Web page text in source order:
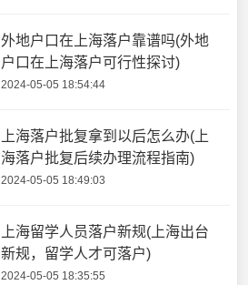
外地户口在上海落户靠谱吗(外地
户口在上海落户可行性探讨)
2024-05-05 18:54:44
上海落户批复拿到以后怎么办(上
海落户批复后续办理流程指南)
2024-05-05 18:49:03
上海留学人员落户新规(上海出台
新规，留学人才可落户)
2024-05-05 18:35:55